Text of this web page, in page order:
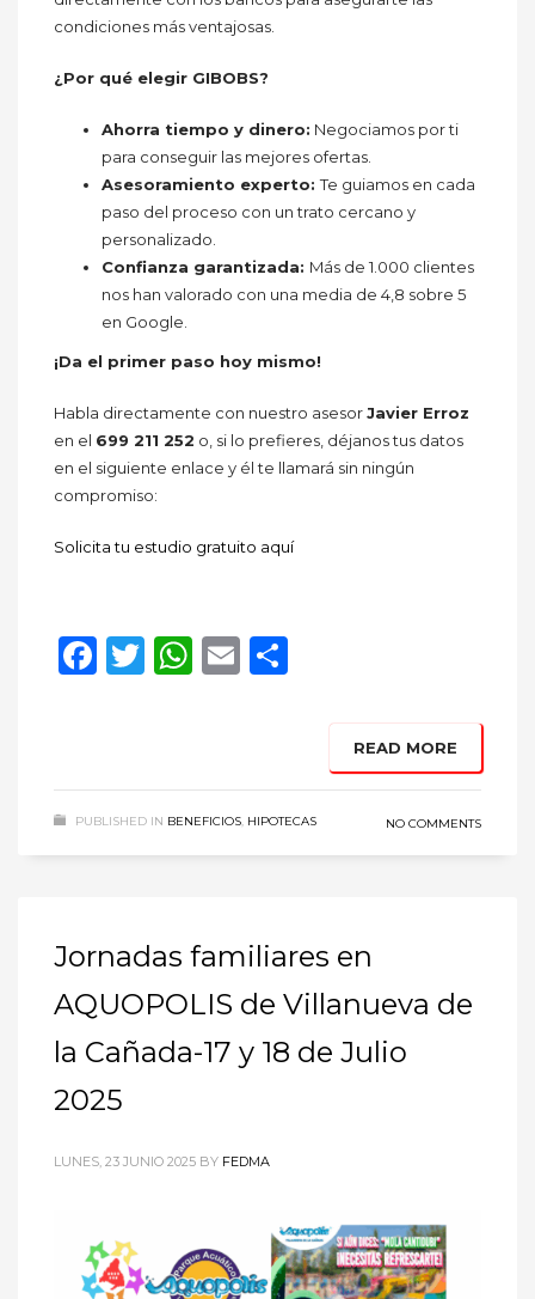
condiciones más ventajosas.
¿Por qué elegir GIBOBS?
Ahorra tiempo y dinero: Negociamos por ti
para conseguir las mejores ofertas.
Asesoramiento experto:Te guiamos en cada
paso del proceso con un trato cercano y
personalizado.
Confianza garantizada: Más de 1.000 clientes
nos han valorado con una media de 4,8 sobre 5
en Google.
¡Da el primer paso hoy mismo!
Habla directamente con nuestro asesorJavier Erroz
en el 699 211 252 o, si lo prefieres, déjanos tus datos
en el siguiente enlace y él te llamará sin ningún
compromiso:
Solicita tu estudio gratuito aquí
Facebook
Twitter
WhatsApp
Email
READ MORE
PUBLISHED IN BENEFICIOS, HIPOTECAS NO COMMENTS
Jornadas familiares en
AQUOPOLIS de Villanueva de
la Cañada-17 y 18 de Julio
2025
LUNES, 23 JUNIO 2025 BY FEDMA